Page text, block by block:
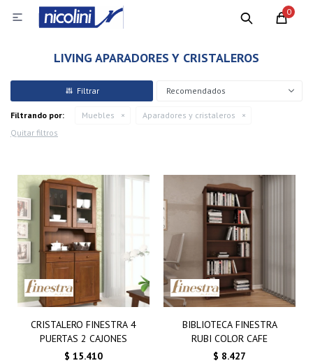
0

LIVING APARADORES Y CRISTALEROS
Recomendados
Filtrando por: Muebles
Aparadores y cristaleros
Quitar filtros
CRISTALERO FINESTRA 4
PUERTAS 2 CAJONES
$ 15.410
BIBLIOTECA FINESTRA
RUBI COLOR CAFE
$ 8.427